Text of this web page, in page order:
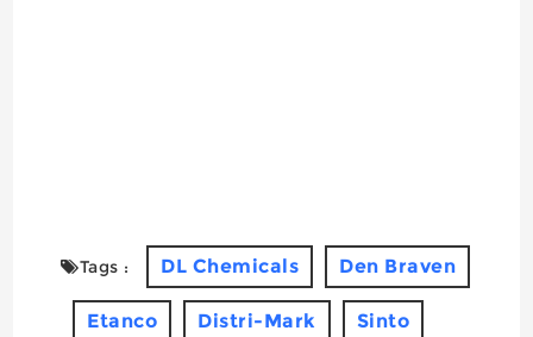
Tags : DL Chemicals Den Braven
Etanco Distri-Mark Sinto